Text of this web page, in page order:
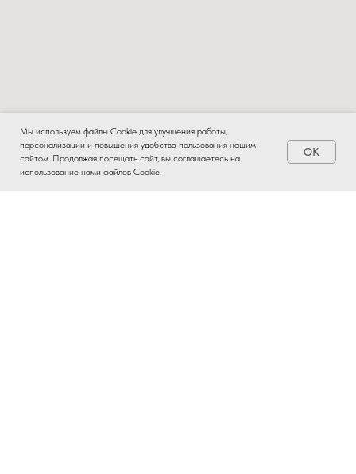
Мы используем файлы Cookie для улучшения работы,
персонализации и повышения удобства пользования нашим
сайтом. Продолжая посещать сайт, вы соглашаетесь на
использование нами файлов Cookie.
OK